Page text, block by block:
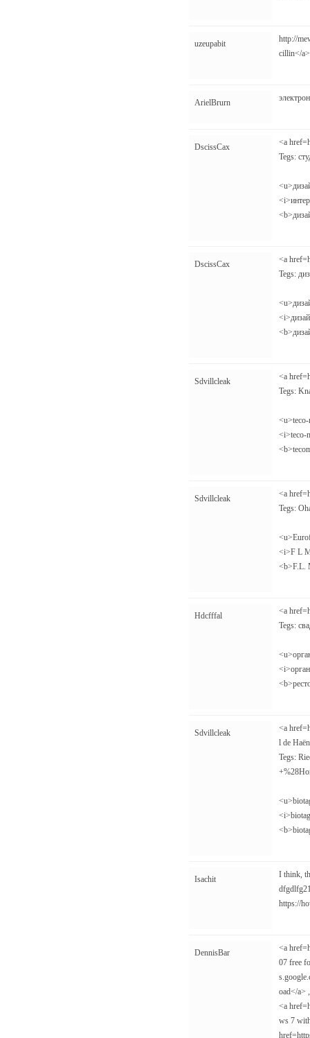
uzeupabit
http://
cillin</
ArielBrurn
DscissCax
<a
Tegs:
DscissCax
<a
Tegs:
Sdvillcleak
<a
Tegs:
<i>teco-
Sdvillcleak
<a
Tegs:
<i>F L
<b>F.L.
Hdcfffal
<a
Tegs:
Sdvillcleak
<a
l de
Tegs:
Isachit
I think,
https://
DennisBar
<a
07 free
oad</a>
<a
ws 7